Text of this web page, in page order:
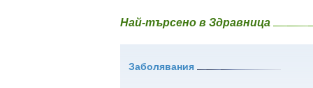
Плач
Проблеми с очите на бебето и детето
Най-търсено в Здравница
Заболявания